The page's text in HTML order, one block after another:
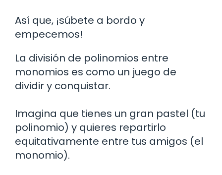
Así que, ¡súbete a bordo y
empecemos!
La división de polinomios entre
monomios es como un juego de
dividir y conquistar.
Imagina que tienes un gran pastel (tu
polinomio) y quieres repartirlo
equitativamente entre tus amigos (el
monomio).